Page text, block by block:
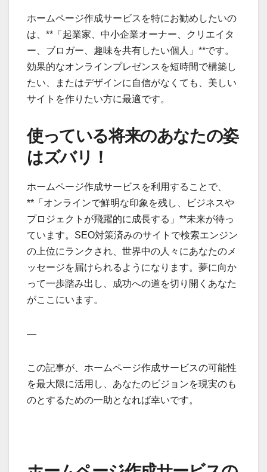
ホームページ作成サービスを特にお勧めしたいの
は、**「起業家、中小企業オーナー、クリエイタ
ー、ブロガー、趣味を共有したい個人」**です。
効果的なオンラインプレゼンスを短時間で構築し
たい、またはデザインに自信がなくても、美しい
サイトを作りたい方に最適です。
使っている将来のあなたの姿
はズバリ！
ホームページ作成サービスを利用することで、
**「オンラインで鮮明な印象を残し、ビジネスや
プロジェクトが飛躍的に成長する」**未来が待っ
ています。SEO対策済みのサイトで検索エンジン
の上位にランクされ、世界中の人々にあなたのメ
ッセージを届けられるようになります。夢に向か
って一歩踏み出し、成功への道を切り開くあなた
がここにいます。
—
この記事が、ホームページ作成サービスの可能性
を最大限に活用し、あなたのビジョンを現実のも
のとするための一助となれば幸いです。